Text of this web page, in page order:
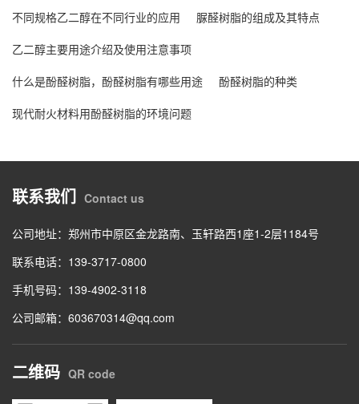
不同规格乙二醇在不同行业的应用
脲醛树脂的组成及其特点
乙二醇主要用途介绍及使用注意事项
什么是酚醛树脂，酚醛树脂有哪些用途
酚醛树脂的种类
现代耐火材料用酚醛树脂的环境问题
联系我们 Contact us
公司地址：郑州市中原区金龙路南、玉轩路西1座1-2层1184号
联系电话：139-3717-0800
手机号码：139-4902-3118
公司邮箱：603670314@qq.com
二维码 QR code